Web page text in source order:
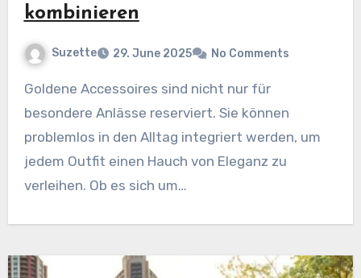
kombinieren
Suzette 29. June 2025 No Comments
Goldene Accessoires sind nicht nur für
besondere Anlässe reserviert. Sie können
problemlos in den Alltag integriert werden, um
jedem Outfit einen Hauch von Eleganz zu
verleihen. Ob es sich um…